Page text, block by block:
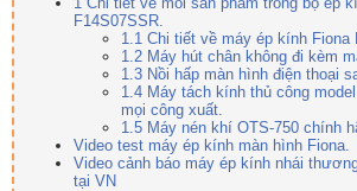
F14S07SSR.
1.1 Chi tiết về máy ép kính Fiona
1.2 Máy hút chân không đi kèm
1.3 Nồi hấp màn hình điện thoại
1.4 Máy tách kính thủ công
mọi công xuất.
1.5 Máy nén khí OTS-750 chính
Video test máy ép kính màn hình Fiona.
Video cảnh báo máy ép kính nhái
tại VN